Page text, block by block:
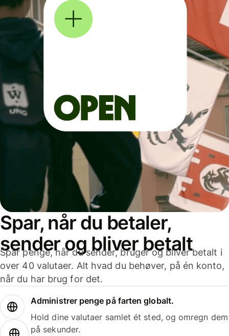
Spar, når du betaler,
sender og bliver betalt
Spar penge, når du sender, bruger og bliver betalt i
over 40 valutaer. Alt hvad du behøver, på én konto,
når du har brug for det.
Administrer penge på farten globalt.
Hold dine valutaer samlet ét sted, og omregn dem
på sekunder.